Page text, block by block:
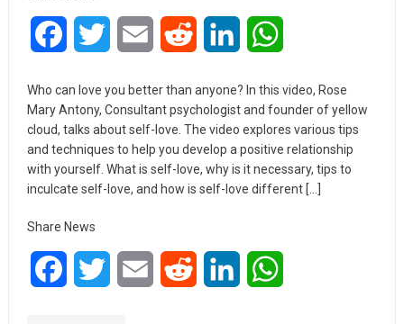
FacebookTwitter Email Reddit LinkedIn
Who can love you better than anyone? In this video, Rose
Mary Antony, Consultant psychologist and founder of yellow
cloud, talks about self-love. The video explores various tips
and techniques to help you develop a positive relationship
with yourself. What is self-love, why is it necessary, tips to
inculcate self-love, and how is self-love different […]
Share News
FacebookTwitter Email Reddit LinkedIn